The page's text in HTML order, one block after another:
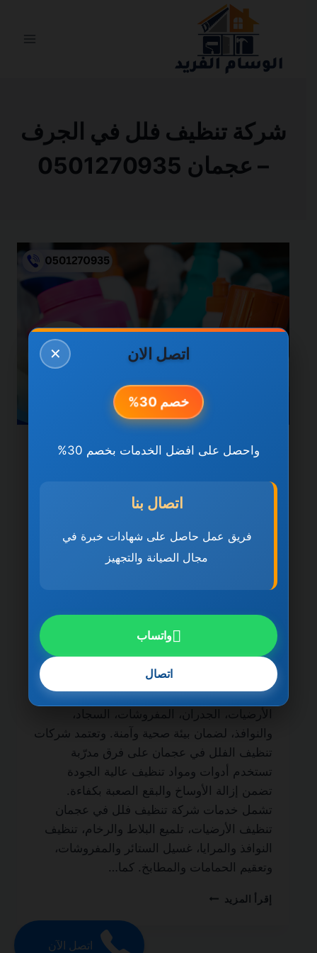
شركة تنظيف فلل في الجرف
– عجمان 0501270935
خدمات عجمان
شركة تنظيف فلل في عجمان
0501270935 ضمان مدى
الحياة
تنظيف فلل في عجمان 0501270935 ضمان
مدى الحياة من أهم الخدمات التي يبحث عنها
أصحاب الفلل والمنازل الفاخرة للحفاظ على
نظافة المكان وجودته. فالتنظيف الاحترافي لا
يقتصر على المظهر الخارجي فقط، بل يشمل
الأرضيات، الجدران، المفروشات، السجاد،
والنوافذ، لضمان بيئة صحية وآمنة. وتعتمد شركات
تنظيف الفلل في عجمان على فرق مدرّبة
تستخدم أدوات ومواد تنظيف عالية الجودة
تضمن إزالة الأوساخ والبقع الصعبة بكفاءة.
تشمل خدمات شركة تنظيف فلل في عجمان
تنظيف الأرضيات، تلميع البلاط والرخام، تنظيف
النوافذ والمرايا، غسيل الستائر والمفروشات،
وتعقيم الحمامات والمطابخ. كما…
إقرأ المزيد شركة
اتصل الآن
✕ اتصل الان
خصم 30%
واحصل على افضل الخدمات بخصم 30%
اتصال بنا
فريق عمل حاصل على شهادات خبرة في
مجال الصيانة والتجهيز
واتساب
اتصال